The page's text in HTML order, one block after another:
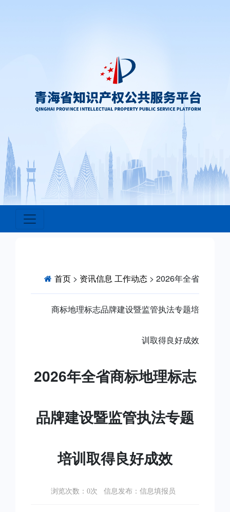
首页 > 资讯信息 工作动态 > 2026年全省
商标地理标志品牌建设暨监管执法专题培
训取得良好成效
2026年全省商标地理标志
品牌建设暨监管执法专题
培训取得良好成效
浏览次数： 0次 信息发布：信息填报员